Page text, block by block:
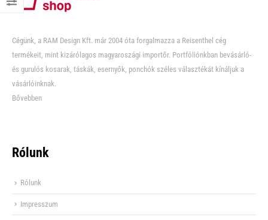
Cégünk, a RAM Design Kft. már 2004 óta forgalmazza a Reisenthel cég
termékeit, mint kizárólagos magyaroszági importőr. Portfóliónkban bevásárló-
és gurulós kosarak, táskák, esernyők, ponchók széles választékát kínáljuk a
vásárlóinknak.
Bővebben
Rólunk
Rólunk
Impresszum